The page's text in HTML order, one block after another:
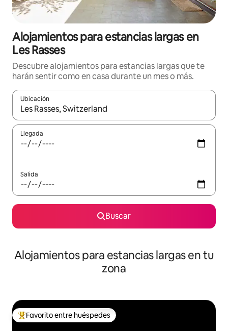
Alojamientos para estancias largas en
Les Rasses
Descubre alojamientos para estancias largas que te
harán sentir como en casa durante un mes o más.
Ubicación
Cuando los resultados estén disponibles, podrás navegar
Llegada
Salida
Buscar
Alojamientos para estancias largas en tu
zona
De los mejores en Favorito entre huéspedes
Favorito entre huéspedes